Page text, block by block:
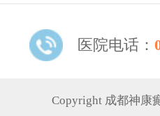
医院电话：
Copyright 成都神康